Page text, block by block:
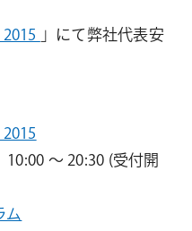
」にて弊社代表安
10:00 ～ 20:30 (受付開
ム